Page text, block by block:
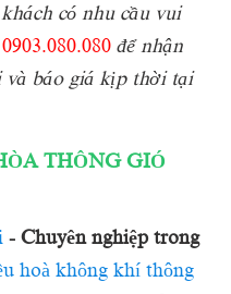
có nhu cầu vui
0903.080.080 để nhận
báo giá kịp thời tại
THÔNG GIÓ
- Chuyên nghiệp trong
hoà không khí thông